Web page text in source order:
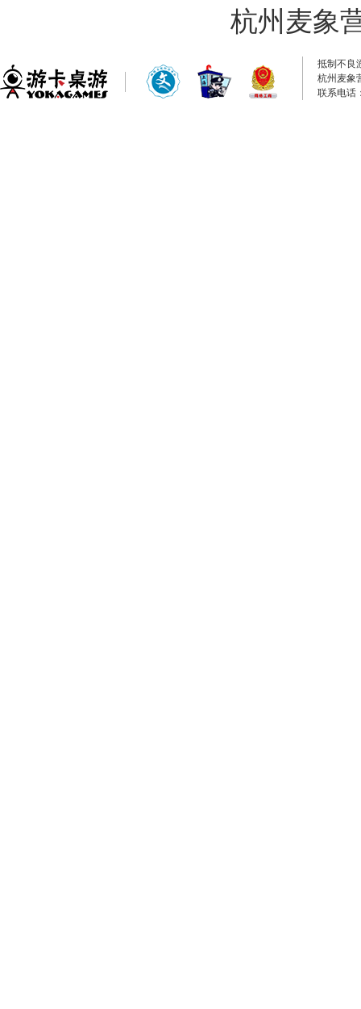
杭州麦象
抵制不良
杭州麦象
联系电话